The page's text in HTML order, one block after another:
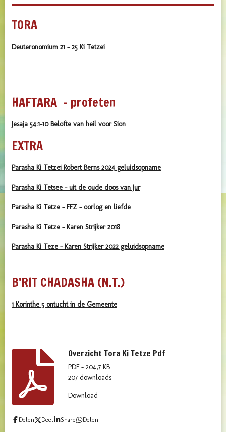
TORA
Deuteronomium 21 - 25 Ki Tetzei
HAFTARA - profeten
Jesaja 54:1-10 Belofte van heil voor Sion
EXTRA
Parasha Ki Tetzei Robert Berns 2024 geluidsopname
Parasha Ki Tetsee - uit de oude doos van Jur
Parasha Ki Tetze - FFZ - oorlog en liefde
Parasha Ki Tetze - Karen Strijker 2018
Parasha Ki Teze - Karen Strijker 2022 geluidsopname
B'RIT CHADASHA (N.T.)
1 Korinthe 5 ontucht in de Gemeente
Overzicht Tora Ki Tetze Pdf
PDF – 204,7 KB
207 downloads
Download
Delen Deel Share Delen